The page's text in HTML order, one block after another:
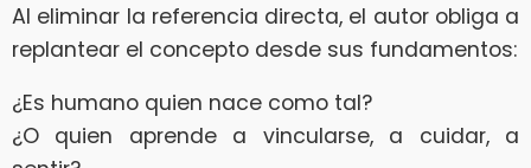
Al eliminar la referencia directa, el autor obliga a
replantear el concepto desde sus fundamentos:
¿Es humano quien nace como tal?
¿O quien aprende a vincularse, a cuidar, a